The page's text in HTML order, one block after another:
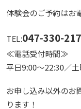
体験会のご予約はお
TEL:047-330-
≪電話受付時間≫
平日9:00～22:30／
お申し込み以外のお
ります！